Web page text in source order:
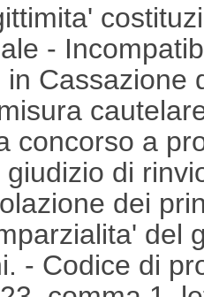
-
Cassazione
concorso a
di
dei
del
- Codice di